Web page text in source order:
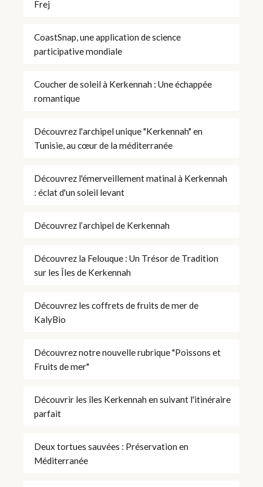
Frej
CoastSnap, une application de science
participative mondiale
Coucher de soleil à Kerkennah : Une échappée
romantique
Découvrez l'archipel unique "Kerkennah" en
Tunisie, au cœur de la méditerranée
Découvrez l'émerveillement matinal à Kerkennah
: éclat d'un soleil levant
Découvrez l’archipel de Kerkennah
Découvrez la Felouque : Un Trésor de Tradition
sur les Îles de Kerkennah
Découvrez les coffrets de fruits de mer de
KalyBio
Découvrez notre nouvelle rubrique "Poissons et
Fruits de mer"
Découvrir les îles Kerkennah en suivant l'itinéraire
parfait
Deux tortues sauvées : Préservation en
Méditerranée